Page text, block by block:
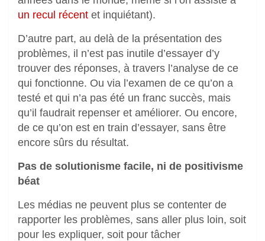
un recul récent et inquiétant).
D’autre part, au delà de la présentation des
problèmes, il n’est pas inutile d’essayer d’y
trouver des réponses, à travers l’analyse de ce
qui fonctionne. Ou via l’examen de ce qu’on a
testé et qui n’a pas été un franc succès, mais
qu’il faudrait repenser et améliorer. Ou encore,
de ce qu’on est en train d’essayer, sans être
encore sûrs du résultat.
Pas de solutionisme facile, ni de positivisme
béat
Les médias ne peuvent plus se contenter de
rapporter les problèmes, sans aller plus loin, soit
pour les expliquer, soit pour tâcher